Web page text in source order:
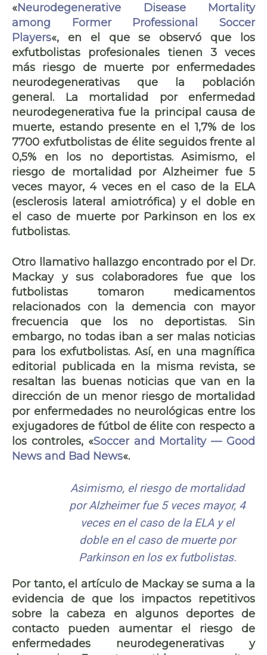
«Neurodegenerative Disease Mortality
among Former Professional Soccer
Players«, en el que se observó que los
exfutbolistas profesionales tienen 3 veces
más riesgo de muerte por enfermedades
neurodegenerativas que la población
general. La mortalidad por enfermedad
neurodegenerativa fue la principal causa de
muerte, estando presente en el 1,7% de los
7700 exfutbolistas de élite seguidos frente al
0,5% en los no deportistas. Asimismo, el
riesgo de mortalidad por Alzheimer fue 5
veces mayor, 4 veces en el caso de la ELA
(esclerosis lateral amiotrófica) y el doble en
el caso de muerte por Parkinson en los ex
futbolistas.
Otro llamativo hallazgo encontrado por el Dr.
Mackay y sus colaboradores fue que los
futbolistas tomaron medicamentos
relacionados con la demencia con mayor
frecuencia que los no deportistas. Sin
embargo, no todas iban a ser malas noticias
para los exfutbolistas. Así, en una magnífica
editorial publicada en la misma revista, se
resaltan las buenas noticias que van en la
dirección de un menor riesgo de mortalidad
por enfermedades no neurológicas entre los
exjugadores de fútbol de élite con respecto a
los controles, «Soccer and Mortality — Good
News and Bad News«.
Asimismo, el riesgo de mortalidad
por Alzheimer fue 5 veces mayor, 4
veces en el caso de la ELA y el
doble en el caso de muerte por
Parkinson en los ex futbolistas.
Por tanto, el artículo de Mackay se suma a la
evidencia de que los impactos repetitivos
sobre la cabeza en algunos deportes de
contacto pueden aumentar el riesgo de
enfermedades neurodegenerativas y